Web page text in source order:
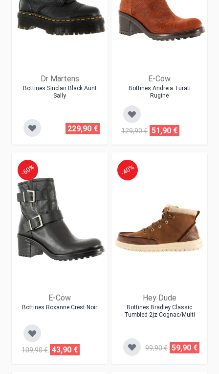
Dr Martens
Bottines Sinclair Black Aunt
Sally
229,90 €
E-Cow
Bottines Andreia Turati
Rugine
129,90 € 51,90 €
E-Cow
Bottines Roxanne Crest Noir
-60%
109,90 € 43,90 €
Hey Dude
Bottines Bradley Classic
Tumbled 2jz Cognac/multi
-40%
99,90 € 59,90 €